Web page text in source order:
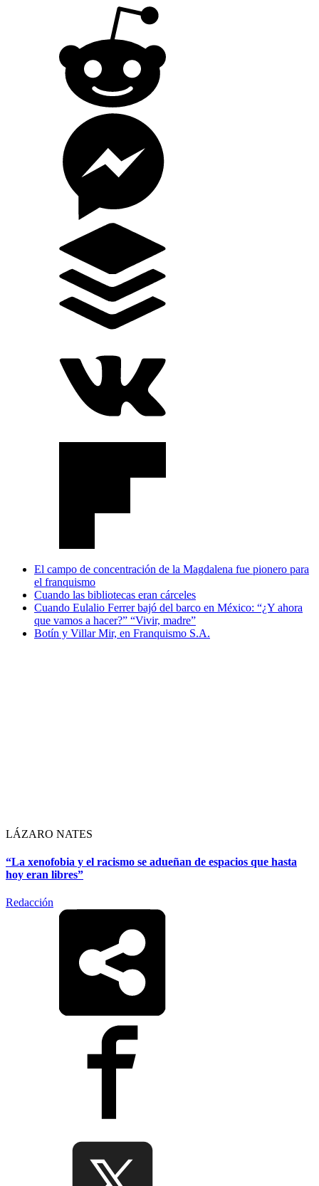
El campo de concentración de la Magdalena fue pionero para
el franquismo
Cuando las bibliotecas eran cárceles
Cuando Eulalio Ferrer bajó del barco en México: “¿Y ahora
que vamos a hacer?” “Vivir, madre”
Botín y Villar Mir, en Franquismo S.A.
LÁZARO NATES
“La xenofobia y el racismo se adueñan de espacios que hasta
hoy eran libres”
Redacción